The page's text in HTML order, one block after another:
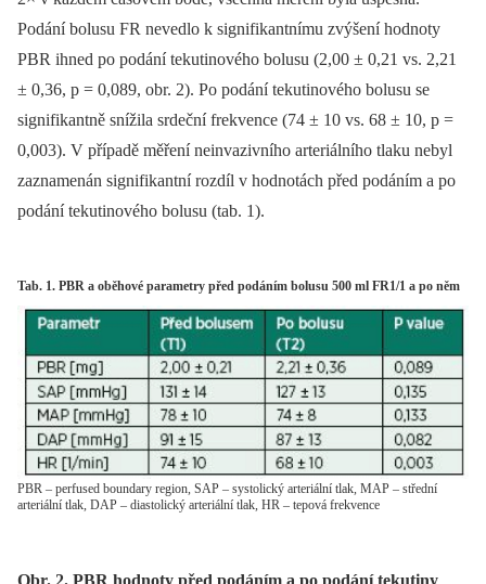
Podání bolusu FR nevedlo k signifikantnímu zvýšení hodnoty
PBR ihned po podání tekutinového bolusu (2,00 ± 0,21 vs. 2,21
± 0,36, p = 0,089, obr. 2). Po podání tekutinového bolusu se
signifikantně snížila srdeční frekvence (74 ± 10 vs. 68 ± 10, p =
0,003). V případě měření ne­invazivního arteriálního tlaku nebyl
zaznamenán signifikantní rozdíl v hodnotách před podáním a po
podání tekutinového bolusu (tab. 1).
Tab. 1. PBR a oběhové parametry před podáním bolusu 500 ml FR1/1 a po něm
PBR – perfused boundary region, SAP – systolický arteriální tlak, MAP – střední
arteriální tlak, DAP – diastolický arteriální tlak, HR – tepová frekvence
Obr. 2. PBR hodnoty před podáním a po podání tekutiny